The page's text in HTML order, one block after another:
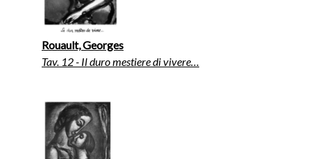
Rouault, Georges
Tav. 12 - Il duro mestiere di vivere…